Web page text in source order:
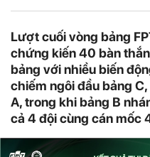
Lượt cuối vòng bảng
chứng kiến 40 bàn
bảng với nhiều biến
chiếm ngôi đầu bảng
A, trong khi bảng B
cả 4 đội cùng cán mốc